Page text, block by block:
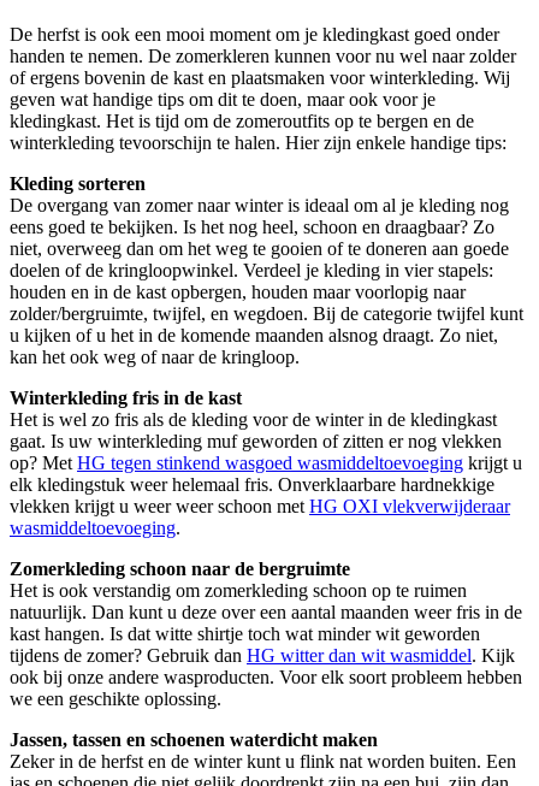
De herfst is ook een mooi moment om je kledingkast goed onder
handen te nemen. De zomerkleren kunnen voor nu wel naar zolder
of ergens bovenin de kast en plaatsmaken voor winterkleding. Wij
geven wat handige tips om dit te doen, maar ook voor je
kledingkast. Het is tijd om de zomeroutfits op te bergen en de
winterkleding tevoorschijn te halen. Hier zijn enkele handige tips:
Kleding sorteren
De overgang van zomer naar winter is ideaal om al je kleding nog
eens goed te bekijken. Is het nog heel, schoon en draagbaar? Zo
niet, overweeg dan om het weg te gooien of te doneren aan goede
doelen of de kringloopwinkel. Verdeel je kleding in vier stapels:
houden en in de kast opbergen, houden maar voorlopig naar
zolder/bergruimte, twijfel, en wegdoen. Bij de categorie twijfel kunt
u kijken of u het in de komende maanden alsnog draagt. Zo niet,
kan het ook weg of naar de kringloop.
Winterkleding fris in de kast
Het is wel zo fris als de kleding voor de winter in de kledingkast
gaat. Is uw winterkleding muf geworden of zitten er nog vlekken
op? Met HG tegen stinkend wasgoed wasmiddeltoevoeging krijgt u
elk kledingstuk weer helemaal fris. Onverklaarbare hardnekkige
vlekken krijgt u weer weer schoon met HG OXI vlekverwijderaar
wasmiddeltoevoeging.
Zomerkleding schoon naar de bergruimte
Het is ook verstandig om zomerkleding schoon op te ruimen
natuurlijk. Dan kunt u deze over een aantal maanden weer fris in de
kast hangen. Is dat witte shirtje toch wat minder wit geworden
tijdens de zomer? Gebruik dan HG witter dan wit wasmiddel. Kijk
ook bij onze andere wasproducten. Voor elk soort probleem hebben
we een geschikte oplossing.
Jassen, tassen en schoenen waterdicht maken
Zeker in de herfst en de winter kunt u flink nat worden buiten. Een